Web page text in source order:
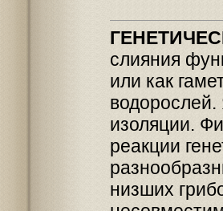
слияния
или как
изоляции.
реакции
низших